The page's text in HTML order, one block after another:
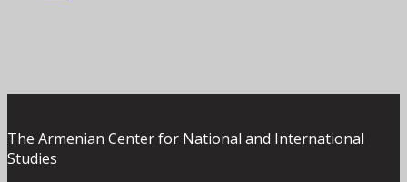
The Armenian Center for National and International
Studies